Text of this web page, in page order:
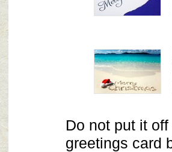
Do not put it
greetings card